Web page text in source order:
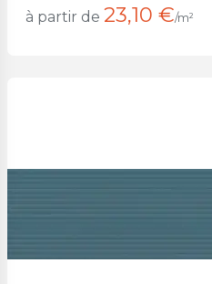
à partir de 23,10 €/m²